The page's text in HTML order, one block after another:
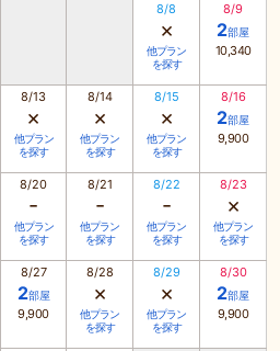
8/8
×
他プラン
を探す
8/9
2部屋
10,340
8/13
×
他プラン
を探す
8/14
×
他プラン
を探す
8/15
×
他プラン
を探す
8/16
2部屋
9,900
8/20
-
他プラン
を探す
8/21
-
他プラン
を探す
8/22
-
他プラン
を探す
8/23
×
他プラン
を探す
8/27
2部屋
9,900
8/28
×
他プラン
を探す
8/29
×
他プラン
を探す
8/30
2部屋
9,900